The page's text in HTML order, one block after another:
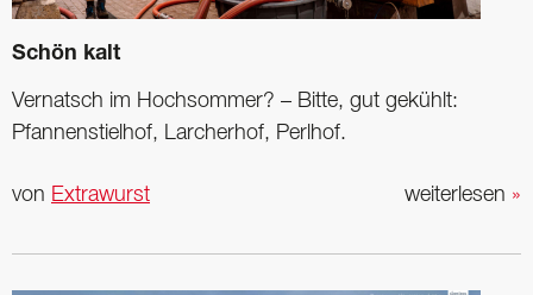
Schön kalt
Vernatsch im Hochsommer? – Bitte, gut gekühlt:
Pfannenstielhof, Larcherhof, Perlhof.
weiterlesen »
von Extrawurst